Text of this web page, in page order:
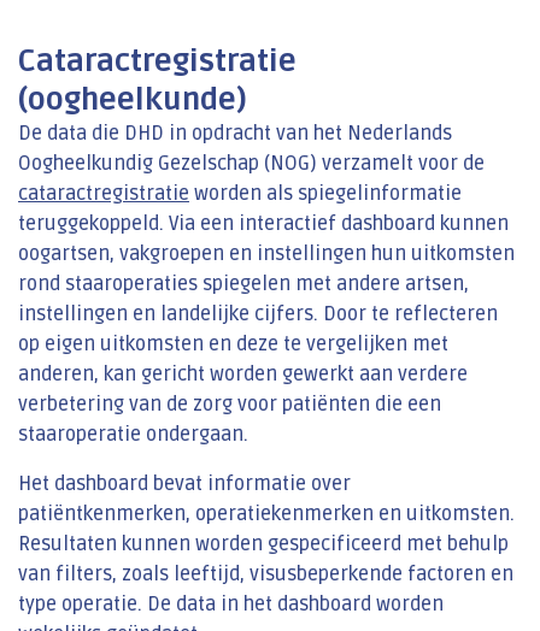
Cataractregistratie
(oogheelkunde)
De data die DHD in opdracht van het Nederlands
Oogheelkundig Gezelschap (NOG) verzamelt voor de
cataractregistratie worden als spiegelinformatie
teruggekoppeld. Via een interactief dashboard kunnen
oogartsen, vakgroepen en instellingen hun uitkomsten
rond staaroperaties spiegelen met andere artsen,
instellingen en landelijke cijfers. Door te reflecteren
op eigen uitkomsten en deze te vergelijken met
anderen, kan gericht worden gewerkt aan verdere
verbetering van de zorg voor patiënten die een
staaroperatie ondergaan.
Het dashboard bevat informatie over
patiëntkenmerken, operatiekenmerken en uitkomsten.
Resultaten kunnen worden gespecificeerd met behulp
van filters, zoals leeftijd, visusbeperkende factoren en
type operatie. De data in het dashboard worden